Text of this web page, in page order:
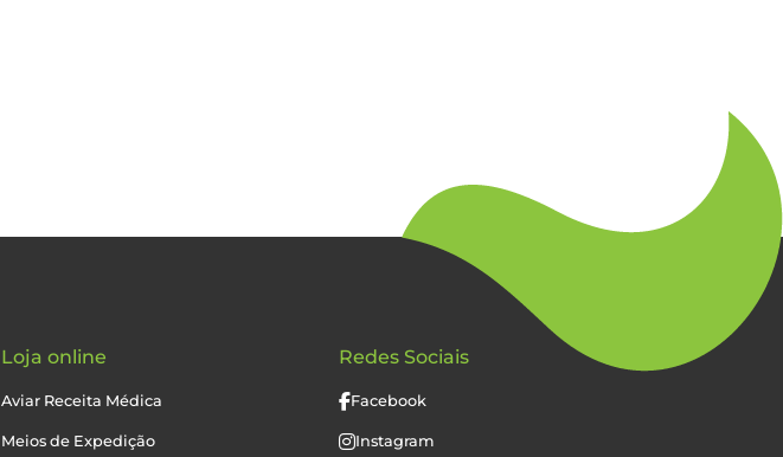
Loja online
Aviar Receita Médica
Meios de Expedição
Redes Sociais
Facebook
Instagram